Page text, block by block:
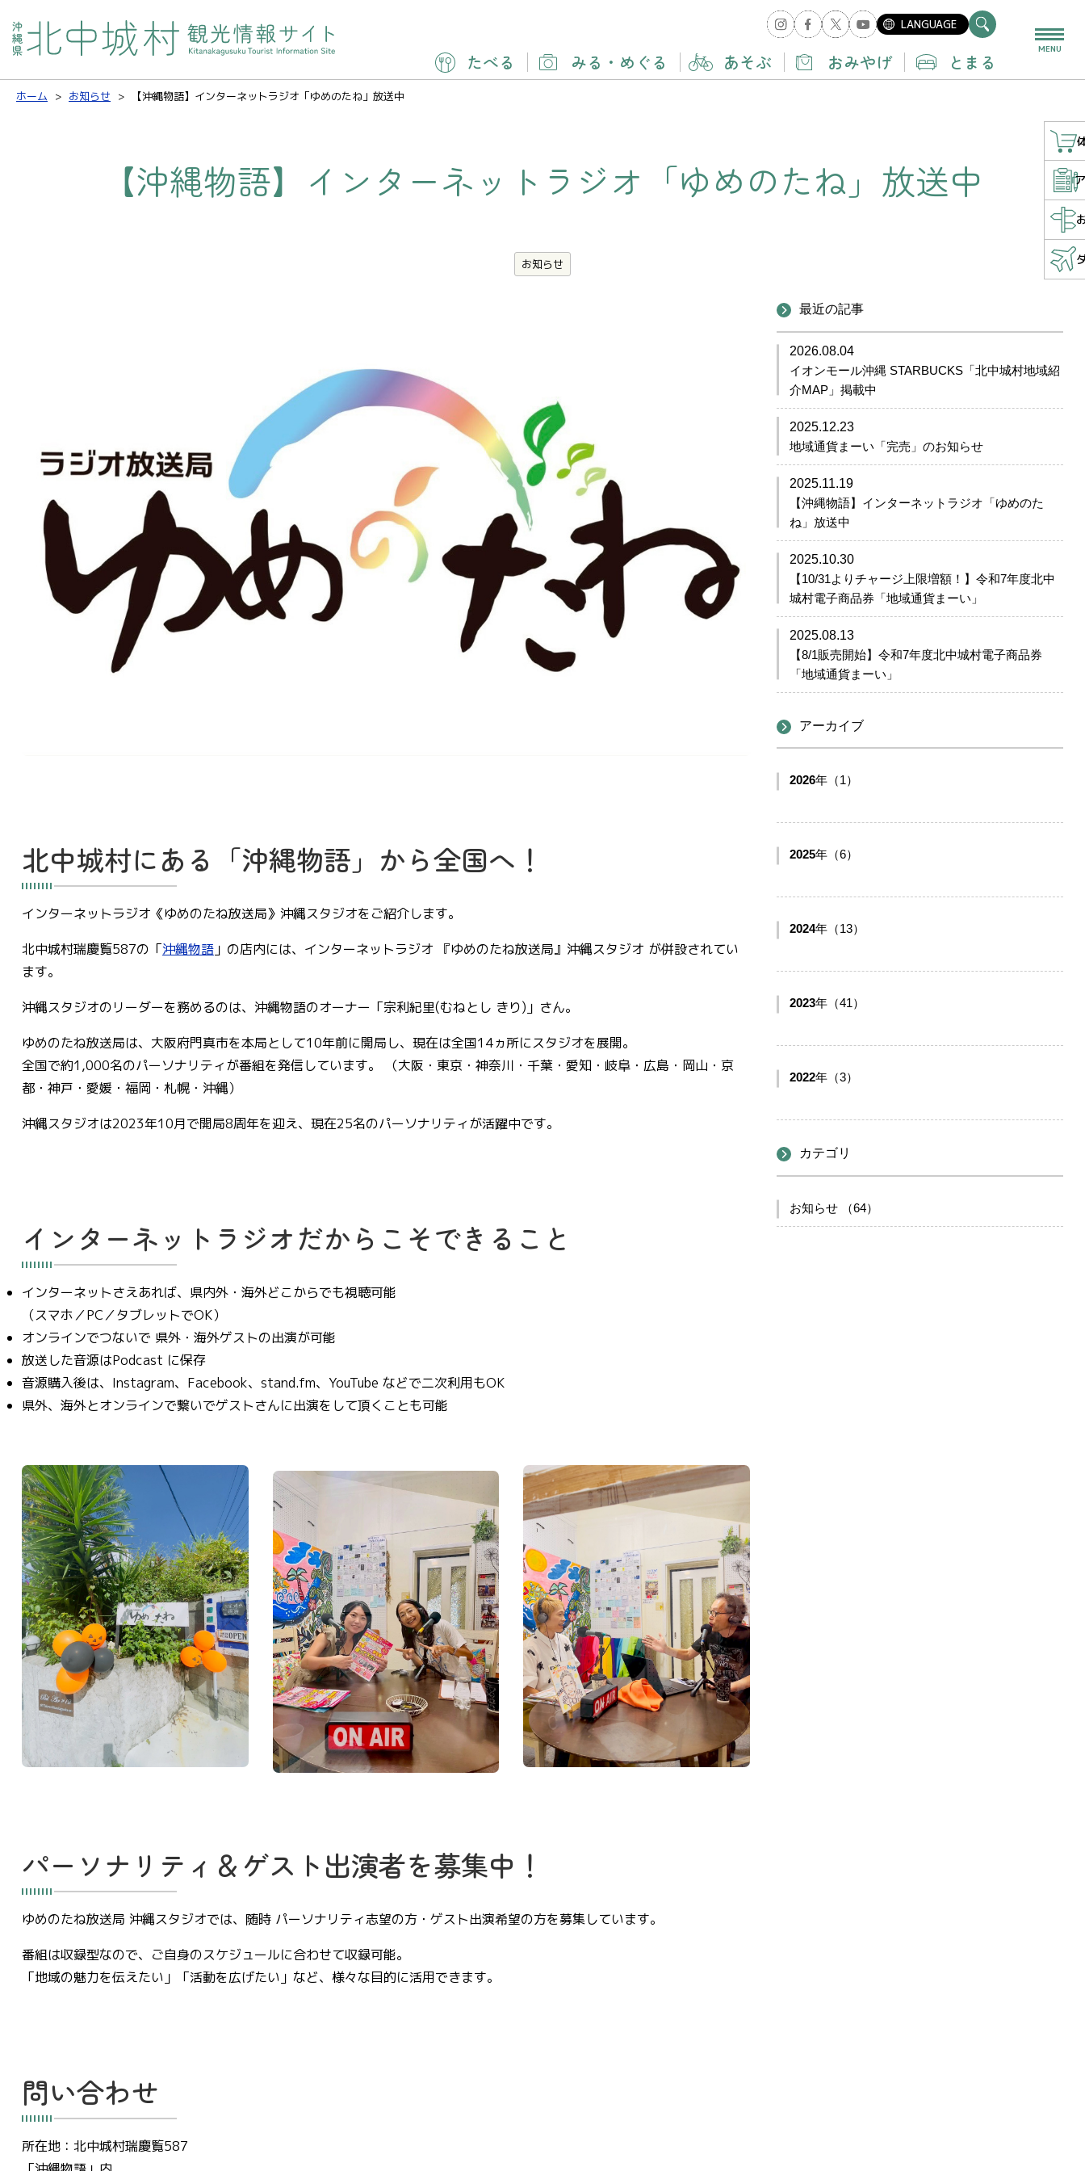
MENU
LANGUAGE
たべる みる ・ めぐる あそぶ おみやげ とまる
ホーム お知らせ 【沖縄物語】インターネットラジオ「ゆめのたね」放送中
【沖縄物語】インターネットラジオ「ゆめのたね」放送中
お知らせ
北中城村にある「沖縄物語」から全国へ！
インターネットラジオ《ゆめのたね放送局》沖縄スタジオをご紹介します。
北中城村瑞慶覧587の「沖縄物語」の店内には、インターネットラジオ 『ゆめのたね放送局』沖縄スタジオ が併設されてい
ます。
沖縄スタジオのリーダーを務めるのは、沖縄物語のオーナー「宗利紀里(むねとし きり)」さん。
ゆめのたね放送局は、大阪府門真市を本局として10年前に開局し、現在は全国14ヵ所にスタジオを展開。
全国で約1,000名のパーソナリティが番組を発信しています。 （大阪・東京・神奈川・千葉・愛知・岐阜・広島・岡山・京
都・神戸・愛媛・福岡・札幌・沖縄）
沖縄スタジオは2023年10月で開局8周年を迎え、現在25名のパーソナリティが活躍中です。
インターネットラジオだからこそできること
インターネットさえあれば、県内外・海外どこからでも視聴可能
（スマホ／PC／タブレットでOK）
オンラインでつないで 県外・海外ゲストの出演が可能
放送した音源はPodcast に保存
音源購入後は、Instagram、Facebook、stand.fm、YouTube などで二次利用もOK
県外、海外とオンラインで繋いでゲストさんに出演をして頂くことも可能
パーソナリティ＆ゲスト出演者を募集中！
ゆめのたね放送局 沖縄スタジオでは、随時 パーソナリティ志望の方・ゲスト出演希望の方を募集しています。
番組は収録型なので、ご自身のスケジュールに合わせて収録可能。
「地域の魅力を伝えたい」「活動を広げたい」など、様々な目的に活用できます。
問い合わせ
所在地：北中城村瑞慶覧587
最近の記事
2026.08.04
イオンモール沖縄 STARBUCKS「北中城村地域紹
介MAP」掲載中
2025.12.23
地域通貨まーい「完売」のお知らせ
2025.11.19
【沖縄物語】インターネットラジオ「ゆめのた
ね」放送中
2025.10.30
【10/31よりチャージ上限増額！】令和7年度北中
城村電子商品券「地域通貨まーい」
2025.08.13
【8/1販売開始】令和7年度北中城村電子商品券
「地域通貨まーい」
アーカイブ
2026年（1）
2025年（6）
2024年（13）
2023年（41）
2022年（3）
カテゴリ
お知らせ （64）